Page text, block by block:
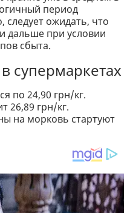
период
следует ожидать, что
дальше при условии
сбыта.
супермаркетах
по 24,90 грн/кг.
26,89 грн/кг.
на морковь стартуют